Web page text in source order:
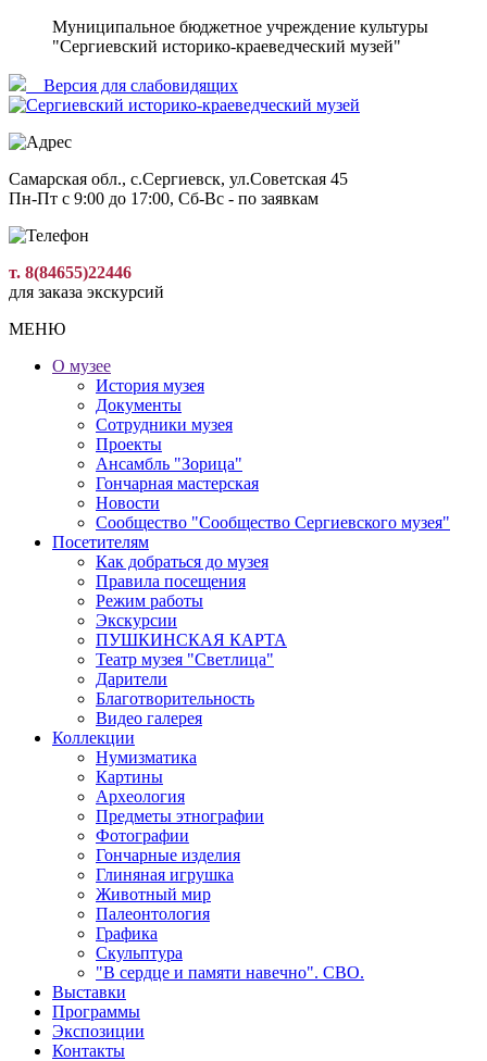
Муниципальное бюджетное учреждение культуры
"Сергиевский историко-краеведческий музей"
Версия для слабовидящиx
Самарская обл., с.Сергиевск, ул.Советская 45
Пн-Пт с 9:00 до 17:00, Сб-Вс - по заявкам
т. 8(84655)22446
для заказа экскурсий
МЕНЮ
О музее
История музея
Документы
Сотрудники музея
Проекты
Ансамбль "Зорица"
Гончарная мастерская
Новости
Сообщество "Сообщество Сергиевского музея"
Посетителям
Как добраться до музея
Правила посещения
Режим работы
Экскурсии
ПУШКИНСКАЯ КАРТА
Театр музея "Светлица"
Дарители
Благотворительность
Видео галерея
Коллекции
Нумизматика
Картины
Археология
Предметы этнографии
Фотографии
Гончарные изделия
Глиняная игрушка
Животный мир
Палеонтология
Графика
Скульптура
"В сердце и памяти навечно". СВО.
Выставки
Программы
Экспозиции
Контакты